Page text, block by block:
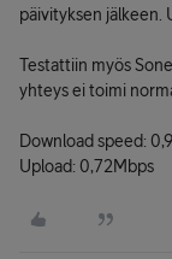
päivityksen jälkeen.
Testattiin myös
yhteys ei toimi
Download speed:
Upload: 0,72Mbps